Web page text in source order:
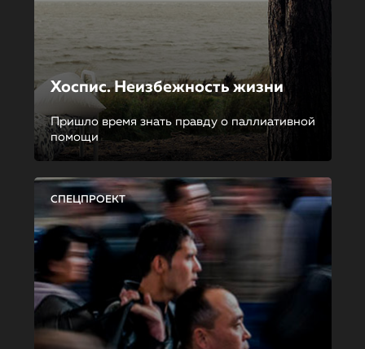
Хоспис. Неизбежность жизни
Пришло время знать правду о паллиативной
помощи
СПЕЦПРОЕКТ